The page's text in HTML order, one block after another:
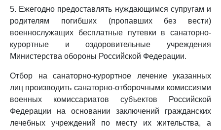
5. Ежегодно предоставлять нуждающимся супругам и
родителям погибших (пропавших без вести)
военнослужащих бесплатные путевки в санаторно-
курортные и оздоровительные учреждения
Министерства обороны Российской Федерации.
Отбор на санаторно-курортное лечение указанных
лиц производить санаторно-отборочными комиссиями
военных комиссариатов субъектов Российской
Федерации на основании заключений гражданских
лечебных учреждений по месту их жительства, а